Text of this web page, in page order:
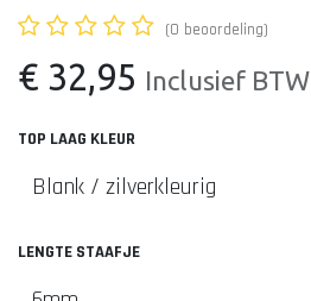
(0 beoordeling)
€ 32,95 Inclusief BTW
TOP LAAG KLEUR
LENGTE STAAFJE